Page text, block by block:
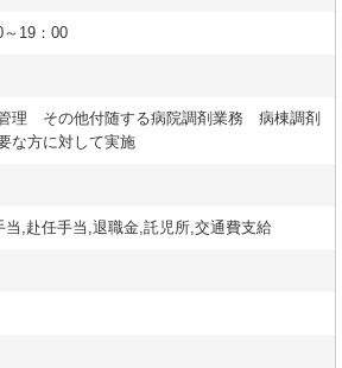
19：00
理 その他付随する病院調剤業務 病棟調剤
な方に対して実施
,赴任手当,退職金,託児所,交通費支給